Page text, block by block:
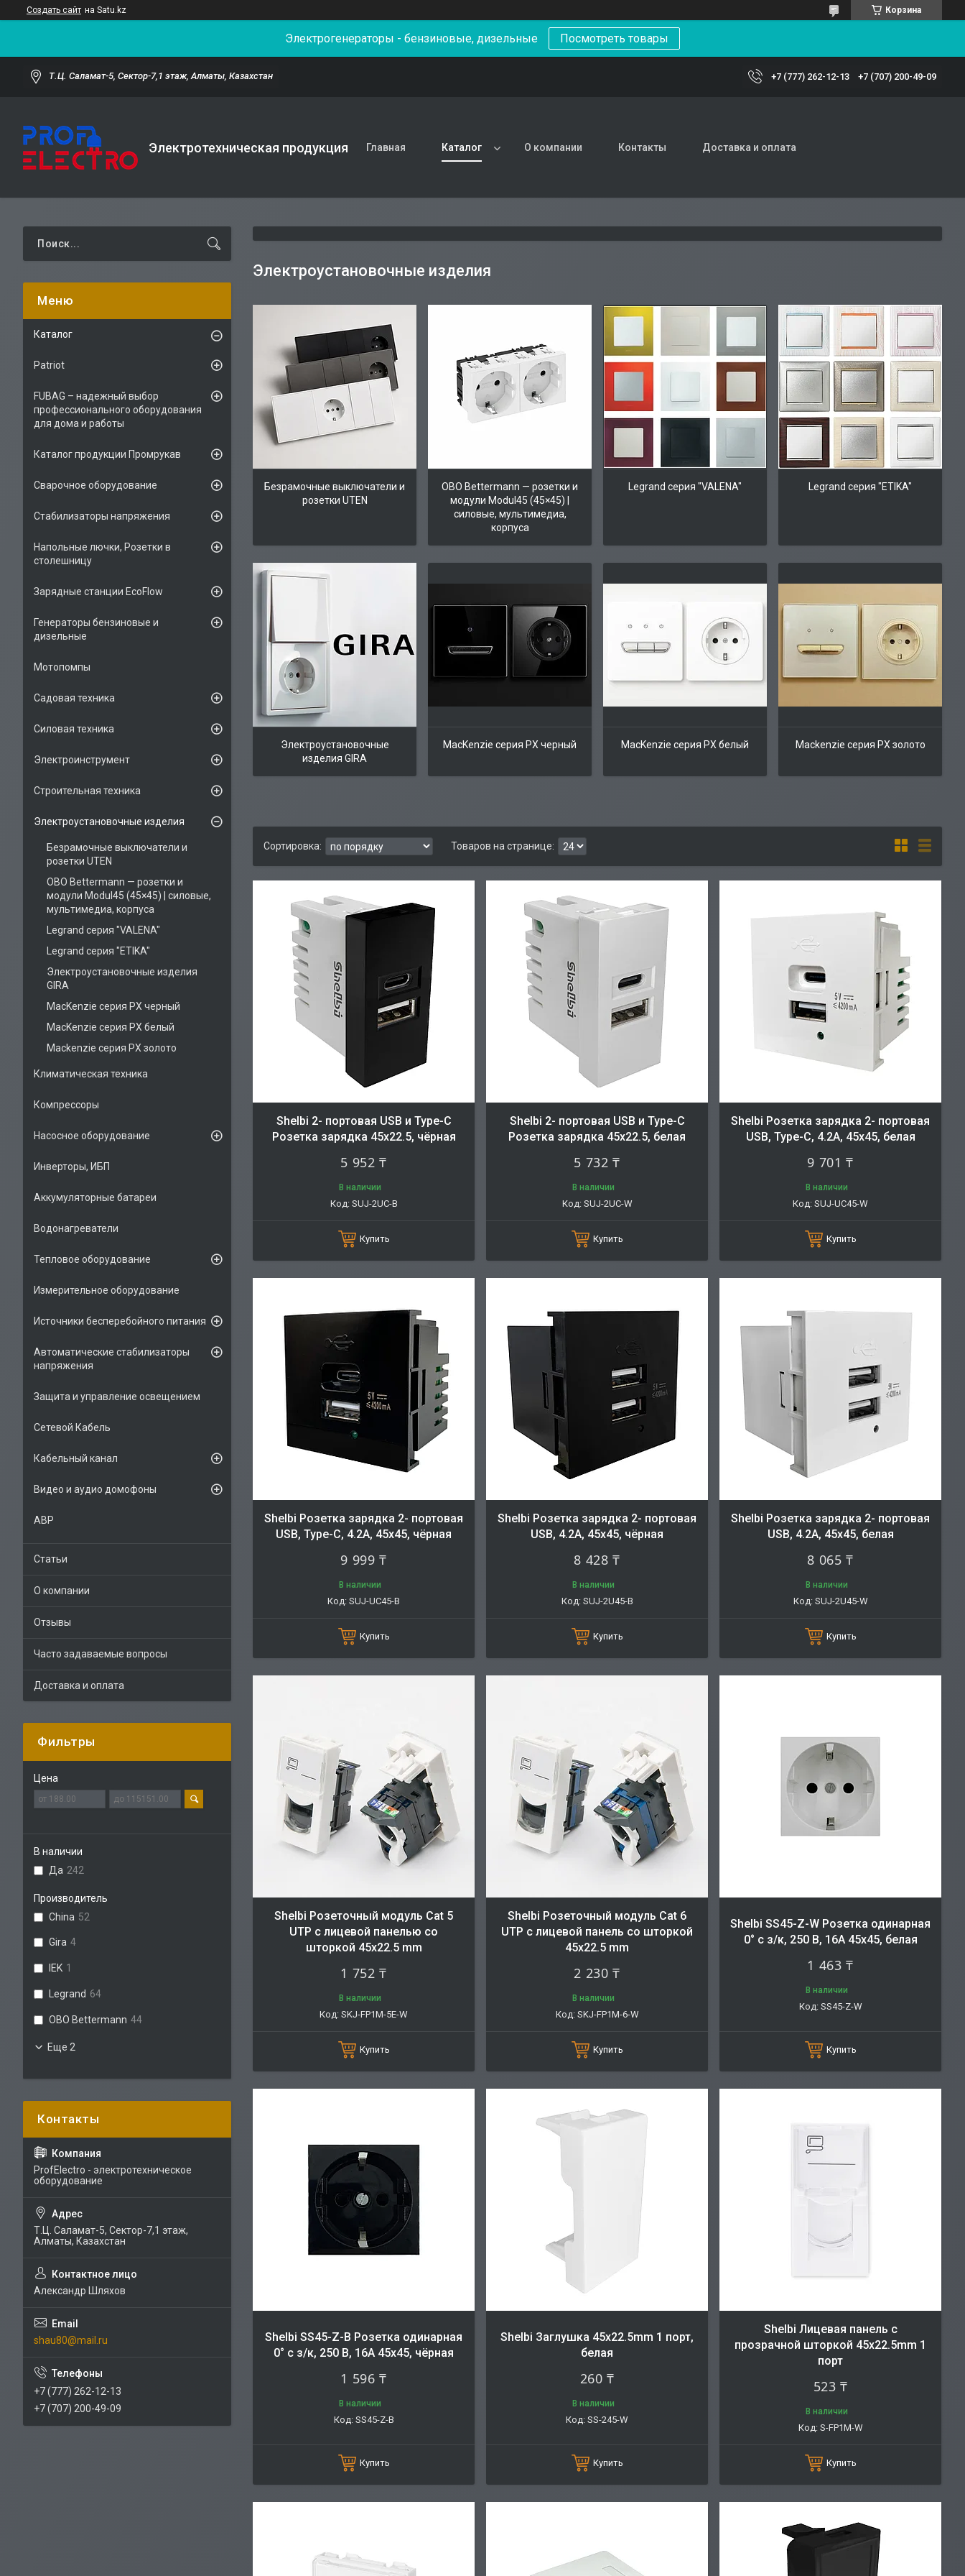
Создать сайт на Satu.kz Корзина
Электрогенераторы - бензиновые, дизельные Посмотреть товары
Т.Ц. Саламат-5, Cектор-7,1 этаж, Алматы, Казахстан +7 (777) 262-12-13 +7 (707) 200-49-09
Электротехническая продукция Главная Каталог О компании Контакты Доставка и оплата
Электроустановочные изделия
Безрамочные выключатели и
розетки UTEN
OBO Bettermann — розетки и
модули Modul45 (45×45) |
силовые, мультимедиа,
корпуса
Legrand серия "VALENA" Legrand серия "ETIKA"
Электроустановочные
изделия GIRA
MacKenzie серия PX черный MacKenzie серия PX белый Mackenzie серия PX золото
Shelbi 2- портовая USB и Type-C
Розетка зарядка 45х22.5, чёрная
5 952 ₸
В наличии
SUJ-2UC-B
Купить
Shelbi 2- портовая USB и Type-C
Розетка зарядка 45х22.5, белая
5 732 ₸
В наличии
SUJ-2UC-W
Купить
Shelbi Розетка зарядка 2- портовая
USB, Type-C, 4.2A, 45х45, белая
9 701 ₸
В наличии
SUJ-UC45-W
Купить
Shelbi Розетка зарядка 2- портовая
USB, Type-C, 4.2A, 45х45, чёрная
9 999 ₸
В наличии
SUJ-UC45-B
Купить
Shelbi Розетка зарядка 2- портовая
USB, 4.2A, 45х45, чёрная
8 428 ₸
В наличии
SUJ-2U45-B
Купить
Shelbi Розетка зарядка 2- портовая
USB, 4.2A, 45х45, белая
8 065 ₸
В наличии
SUJ-2U45-W
Купить
Shelbi Розеточный модуль Cat 5
UTP с лицевой панелью со
шторкой 45х22.5 mm
1 752 ₸
В наличии
SKJ-FP1M-5E-W
Купить
Shelbi Розеточный модуль Cat 6
UTP с лицевой панель со шторкой
45х22.5 mm
2 230 ₸
В наличии
SKJ-FP1M-6-W
Купить
Shelbi SS45-Z-W Розетка одинарная
0° с з/к, 250 В, 16A 45х45, белая
1 463 ₸
В наличии
SS45-Z-W
Купить
Shelbi SS45-Z-B Розетка одинарная
0° с з/к, 250 В, 16A 45х45, чёрная
1 596 ₸
В наличии
SS45-Z-B
Купить
Shelbi Заглушка 45x22.5mm 1 порт,
белая
260 ₸
В наличии
SS-245-W
Купить
Shelbi Лицевая панель с
прозрачной шторкой 45x22.5mm 1
порт
523 ₸
В наличии
S-FP1M-W
Купить
Каталог
Patriot
FUBAG – надежный выбор
профессионального оборудования
для дома и работы
Каталог продукции Промрукав
Сварочное оборудование
Стабилизаторы напряжения
Напольные лючки, Розетки в
столешницу
Зарядные станции EcoFlow
Генераторы бензиновые и
дизельные
Мотопомпы
Садовая техника
Силовая техника
Электроинструмент
Строительная техника
Электроустановочные изделия
Безрамочные выключатели и
розетки UTEN
OBO Bettermann — розетки и
модули Modul45 (45×45) | силовые,
мультимедиа, корпуса
Legrand серия "VALENA"
Legrand серия "ETIKA"
Электроустановочные изделия
GIRA
MacKenzie серия PX черный
MacKenzie серия PX белый
Mackenzie серия PX золото
Климатическая техника
Компрессоры
Насосное оборудование
Инверторы, ИБП
Аккумуляторные батареи
Водонагреватели
Тепловое оборудование
Измерительное оборудование
Источники бесперебойного питания
Автоматические стабилизаторы
напряжения
Защита и управление освещением
Сетевой Кабель
Кабельный канал
Видео и аудио домофоны
АВР
Статьи
О компании
Отзывы
Часто задаваемые вопросы
Доставка и оплата
Фильтры
Цена
В наличии
Да 242
Производитель
China 52
Gira 4
IEK 1
Legrand 64
OBO Bettermann 44
Еще 2
ProfElectro - электротехническое
оборудование
Т.Ц. Саламат-5, Cектор-7,1 этаж,
Алматы, Казахстан
Александр Шляхов
shau80@mail.ru
+7 (777) 262-12-13
+7 (707) 200-49-09